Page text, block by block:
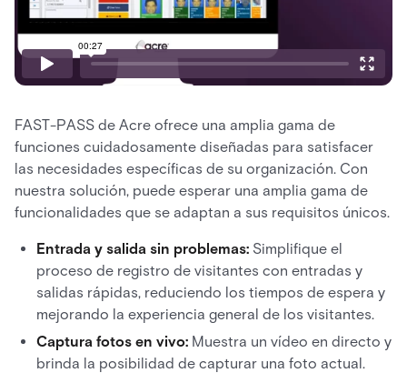
FAST-PASS de Acre ofrece una amplia gama de
funciones cuidadosamente diseñadas para satisfacer
las necesidades específicas de su organización. Con
nuestra solución, puede esperar una amplia gama de
funcionalidades que se adaptan a sus requisitos únicos.
Entrada y salida sin problemas: Simplifique el
proceso de registro de visitantes con entradas y
salidas rápidas, reduciendo los tiempos de espera y
mejorando la experiencia general de los visitantes.
Captura fotos en vivo: Muestra un vídeo en directo y
brinda la posibilidad de capturar una foto actual.